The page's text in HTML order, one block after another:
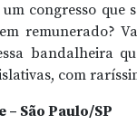
congresso que
remunerado?
bandalheira
com
– São Paulo/SP